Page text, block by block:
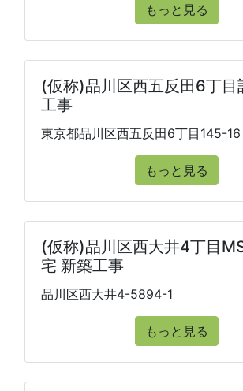
もっと見る
(仮称)品川区西五反田6丁目
工事
東京都品川区西五反田6丁目145-16
もっと見る
(仮称)品川区西大井4丁目
宅 新築工事
品川区西大井4-5894-1
もっと見る